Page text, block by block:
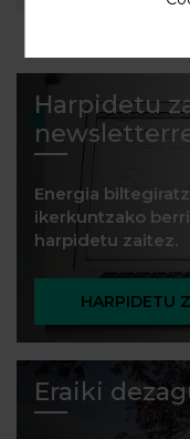
Harpidetu
Energia
ikerkuntzako
harpidetu zaitez.
HARPIDETU
Eraiki